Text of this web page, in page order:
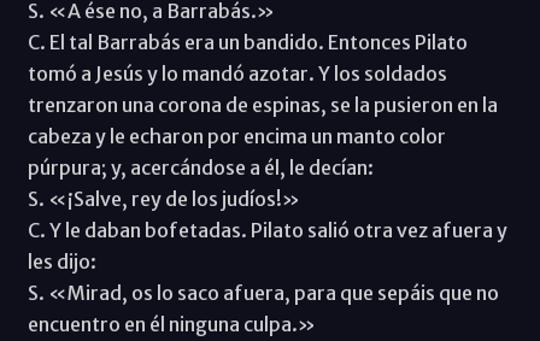
S. «A ése no, a Barrabás.»
C. El tal Barrabás era un bandido. Entonces Pilato
tomó a Jesús y lo mandó azotar. Y los soldados
trenzaron una corona de espinas, se la pusieron en la
cabeza y le echaron por encima un manto color
púrpura; y, acercándose a él, le decían:
S. «¡Salve, rey de los judíos!»
C. Y le daban bofetadas. Pilato salió otra vez afuera y
les dijo:
S. «Mirad, os lo saco afuera, para que sepáis que no
encuentro en él ninguna culpa.»